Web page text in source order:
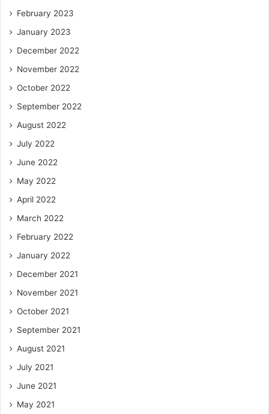
February 2023
January 2023
December 2022
November 2022
October 2022
September 2022
August 2022
July 2022
June 2022
May 2022
April 2022
March 2022
February 2022
January 2022
December 2021
November 2021
October 2021
September 2021
August 2021
July 2021
June 2021
May 2021